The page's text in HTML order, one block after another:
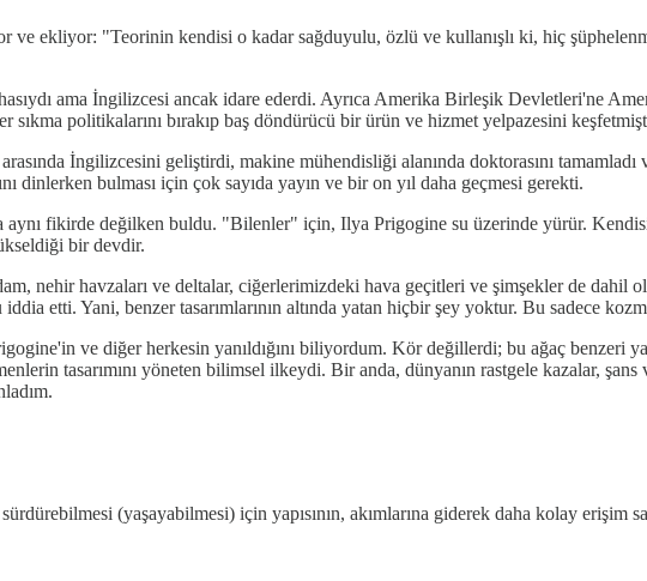
ve ekliyor: "Teorinin kendisi o kadar sağduyulu, özlü ve kullanışlı ki, hiç
ama İngilizcesi ancak idare ederdi. Ayrıca Amerika Birleşik Devletleri'ne
sıkma politikalarını bırakıp baş döndürücü bir ürün ve hizmet yelpazesini
İngilizcesini geliştirdi, makine mühendisliği alanında doktorasını
bulması için çok sayıda yayın ve bir on yıl daha geçmesi gerekti.
fikirde değilken buldu. "Bilenler" için, Ilya Prigogine su üzerinde yürür.
bir devdir.
nehir havzaları ve deltalar, ciğerlerimizdeki hava geçitleri ve şimşekler de dahil
etti. Yani, benzer tasarımlarının altında yatan hiçbir şey yoktur. Bu sadece
ve diğer herkesin yanıldığını biliyordum. Kör değillerdi; bu ağaç benzeri
tasarımını yöneten bilimsel ilkeydi. Bir anda, dünyanın rastgele kazalar,
(yaşayabilmesi) için yapısının, akımlarına giderek daha kolay erişim